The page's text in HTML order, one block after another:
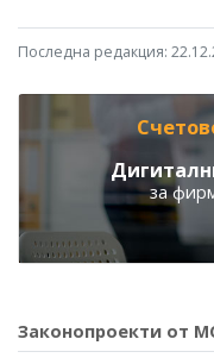
Последна редакция:
за
Законопроекти от